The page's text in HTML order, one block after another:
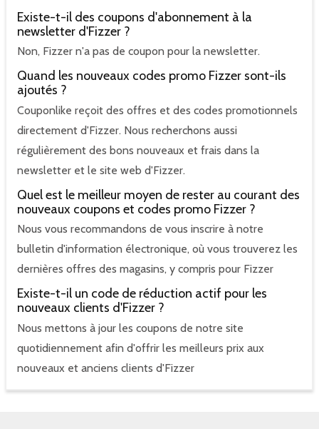
Existe-t-il des coupons d'abonnement à la
newsletter d'Fizzer ?
Non, Fizzer n'a pas de coupon pour la newsletter.
Quand les nouveaux codes promo Fizzer sont-ils
ajoutés ?
Couponlike reçoit des offres et des codes promotionnels
directement d'Fizzer. Nous recherchons aussi
régulièrement des bons nouveaux et frais dans la
newsletter et le site web d'Fizzer.
Quel est le meilleur moyen de rester au courant des
nouveaux coupons et codes promo Fizzer ?
Nous vous recommandons de vous inscrire à notre
bulletin d'information électronique, où vous trouverez les
dernières offres des magasins, y compris pour Fizzer
Existe-t-il un code de réduction actif pour les
nouveaux clients d'Fizzer ?
Nous mettons à jour les coupons de notre site
quotidiennement afin d'offrir les meilleurs prix aux
nouveaux et anciens clients d'Fizzer